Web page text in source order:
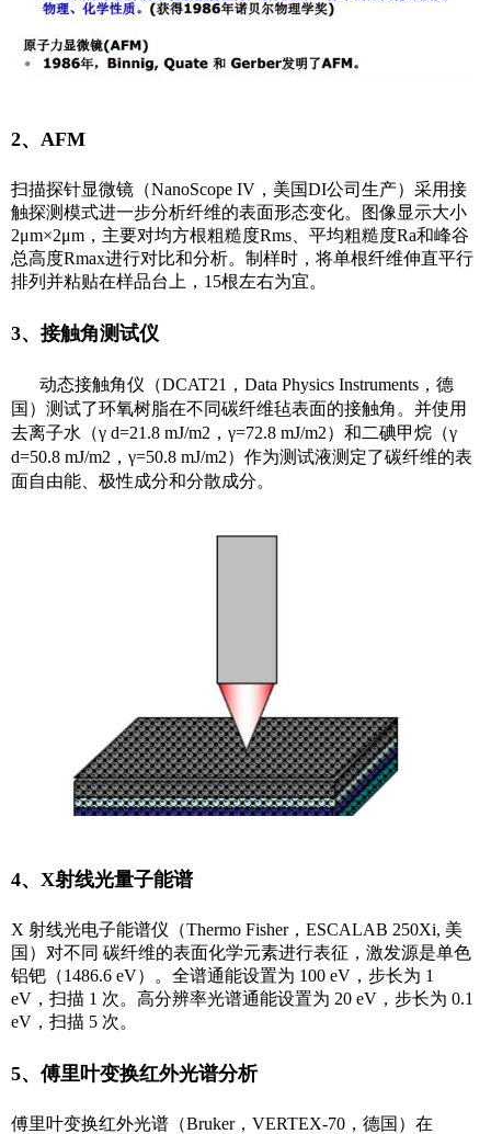
2、AFM
扫描探针显微镜（NanoScope IV，美国DI公司生产）采用接
触探测模式进一步分析纤维的表面形态变化。图像显示大小
2μm×2μm，主要对均方根粗糙度Rms、平均粗糙度Ra和峰谷
总高度Rmax进行对比和分析。制样时，将单根纤维伸直平行
排列并粘贴在样品台上，15根左右为宜。
3、接触角测试仪
动态接触角仪（DCAT21，Data Physics Instruments，德
国）测试了环氧树脂在不同碳纤维毡表面的接触角。并使用
去离子水（γ d=21.8 mJ/m2，γ=72.8 mJ/m2）和二碘甲烷（γ
d=50.8 mJ/m2，γ=50.8 mJ/m2）作为测试液测定了碳纤维的表
面自由能、极性成分和分散成分。
4、X射线光量子能谱
X 射线光电子能谱仪（Thermo Fisher，ESCALAB 250Xi, 美
国）对不同 碳纤维的表面化学元素进行表征，激发源是单色
铝钯（1486.6 eV）。全谱通能设置为 100 eV，步长为 1
eV，扫描 1 次。高分辨率光谱通能设置为 20 eV，步长为 0.1
eV，扫描 5 次。
5、傅里叶变换红外光谱分析
傅里叶变换红外光谱（Bruker，VERTEX-70，德国）在